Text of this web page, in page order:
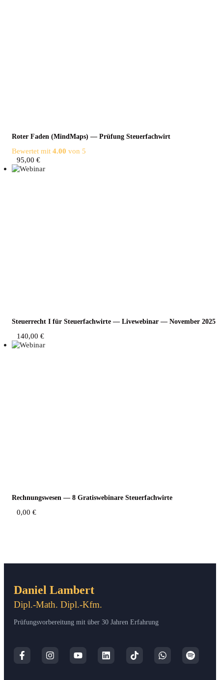
Roter Faden (Mind­Maps) — Prü­fung Steuerfachwirt
Bewertet mit 4.00 von 5
95,00 €
Steu­er­recht I für Steu­er­fach­wir­te — Live­web­i­nar — Novem­ber 2025
140,00 €
Rech­nungs­we­sen — 8 Gra­tis­web­i­na­re Steuerfachwirte
0,00 €
Daniel Lambert
Dipl.-Math. Dipl.-Kfm.
Prüfungsvorbereitung mit über 30 Jahren Erfahrung